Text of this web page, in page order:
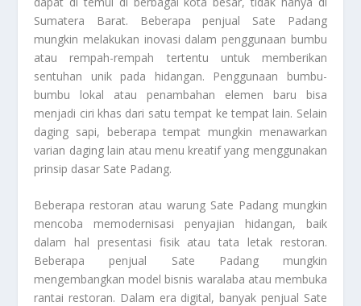
Sumatera Barat. Beberapa penjual Sate Padang
mungkin melakukan inovasi dalam penggunaan bumbu
atau rempah-rempah tertentu untuk memberikan
sentuhan unik pada hidangan. Penggunaan bumbu-
bumbu lokal atau penambahan elemen baru bisa
menjadi ciri khas dari satu tempat ke tempat lain. Selain
daging sapi, beberapa tempat mungkin menawarkan
varian daging lain atau menu kreatif yang menggunakan
prinsip dasar Sate Padang.
Beberapa restoran atau warung Sate Padang mungkin
mencoba memodernisasi penyajian hidangan, baik
dalam hal presentasi fisik atau tata letak restoran.
Beberapa penjual Sate Padang mungkin
mengembangkan model bisnis waralaba atau membuka
rantai restoran. Dalam era digital, banyak penjual Sate